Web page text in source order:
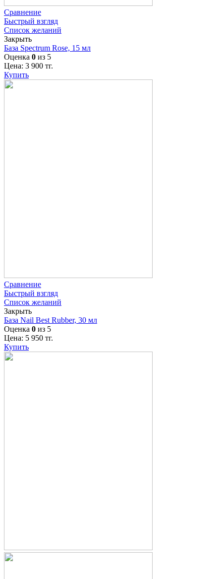
Сравнение
Быстрый взгляд
Список желаний
Закрыть
База Spectrum Rose, 15 мл
Оценка 0 из 5
Цена: 3 900 тг.
Купить
Сравнение
Быстрый взгляд
Список желаний
Закрыть
База Nail Best Rubber, 30 мл
Оценка 0 из 5
Цена: 5 950 тг.
Купить